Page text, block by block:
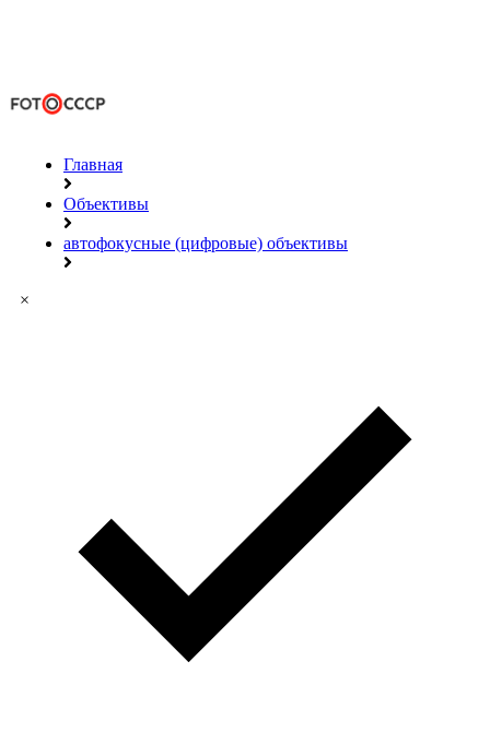
Главная
Объективы
автофокусные (цифровые) объективы
×